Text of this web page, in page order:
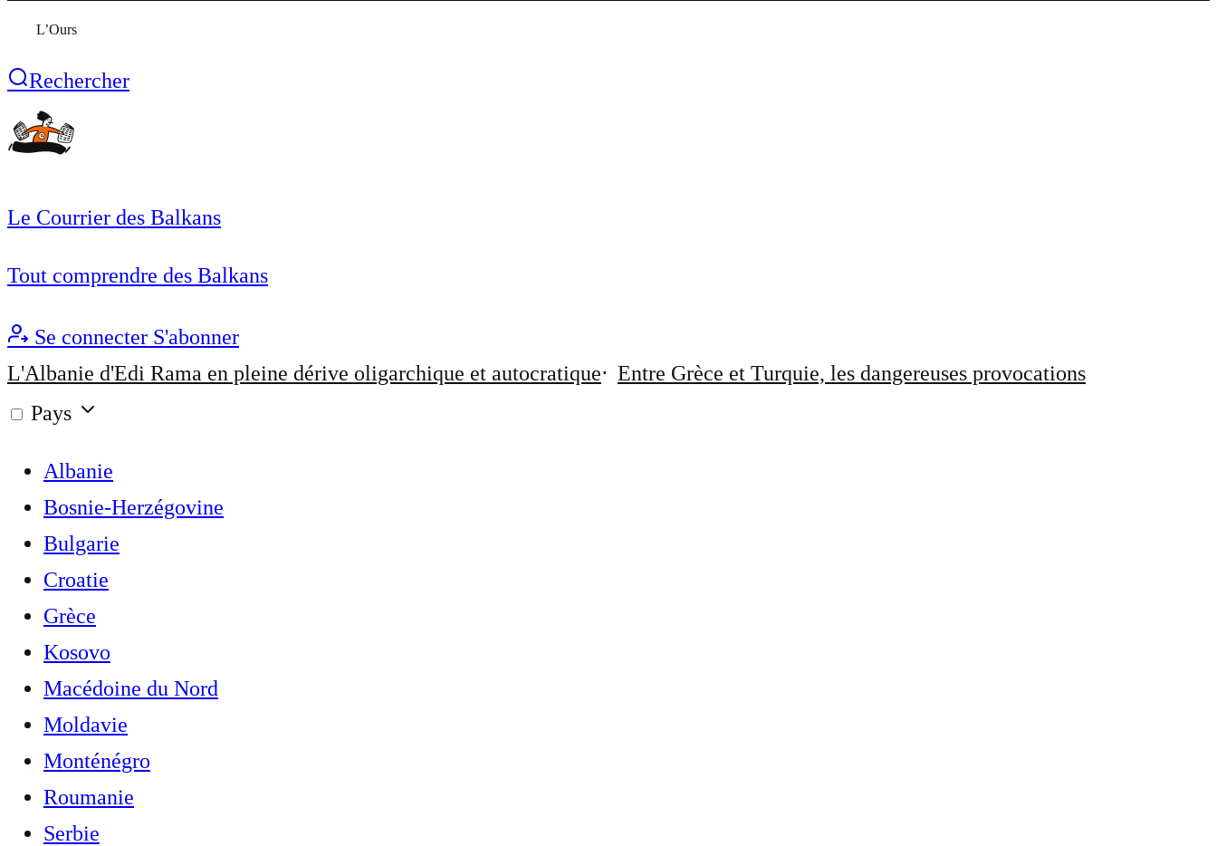
L’Ours
Rechercher
Le Courrier des Balkans
Tout comprendre des Balkans
Se connecter S'abonner
L'Albanie d'Edi Rama en pleine dérive oligarchique et autocratique
Entre Grèce et Turquie, les dangereuses provocations
Pays
Albanie
Bosnie-Herzégovine
Bulgarie
Croatie
Grèce
Kosovo
Macédoine du Nord
Moldavie
Monténégro
Roumanie
Serbie